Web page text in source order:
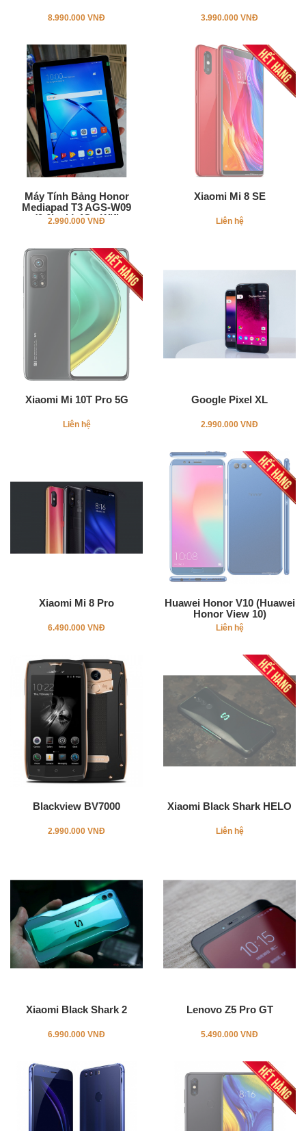
8.990.000 VNĐ 3.990.000 VNĐ
Máy Tính Bảng Honor
Mediapad T3 AGS-W09
(9.6inch) 4G - Wifi
2.990.000 VNĐ
Xiaomi Mi 8 SE
Liên hệ
Xiaomi Mi 10T Pro 5G
Liên hệ
Google Pixel XL
2.990.000 VNĐ
Xiaomi Mi 8 Pro
6.490.000 VNĐ
Huawei Honor V10 (Huawei
Honor View 10)
Liên hệ
Blackview BV7000
2.990.000 VNĐ
Xiaomi Black Shark HELO
Liên hệ
Xiaomi Black Shark 2
6.990.000 VNĐ
Lenovo Z5 Pro GT
5.490.000 VNĐ